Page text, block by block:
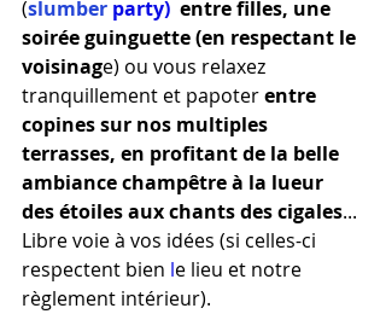
(slumber party) entre filles, une
soirée guinguette (en respectant le
voisinage) ou vous relaxez
tranquillement et papoter entre
copines sur nos multiples
terrasses, en profitant de la belle
ambiance champêtre à la lueur
des étoiles aux chants des cigales...
Libre voie à vos idées (si celles-ci
respectent bien le lieu et notre
règlement intérieur).